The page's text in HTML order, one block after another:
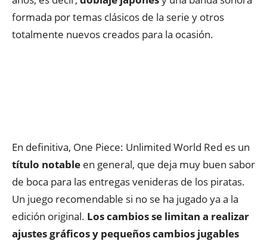
formada por temas clásicos de la serie y otros
totalmente nuevos creados para la ocasión.
En definitiva, One Piece: Unlimited World Red es un
título notable en general, que deja muy buen sabor
de boca para las entregas venideras de los piratas.
Un juego recomendable si no se ha jugado ya a la
edición original. Los cambios se limitan a realizar
ajustes gráficos y pequeños cambios jugables